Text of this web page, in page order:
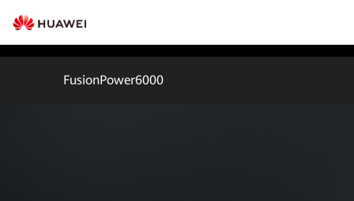
FusionPower6000